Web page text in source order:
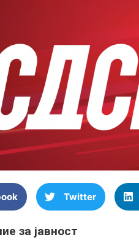
Twitter
за јавност